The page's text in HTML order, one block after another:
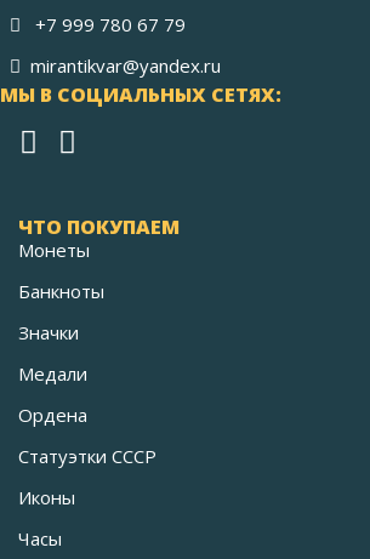
+7 999 780 67 79
mirantikvar@yandex.ru
МЫ В СОЦИАЛЬНЫХ СЕТЯХ:
ЧТО ПОКУПАЕМ
Монеты
Банкноты
Значки
Медали
Ордена
Статуэтки СССР
Иконы
Часы